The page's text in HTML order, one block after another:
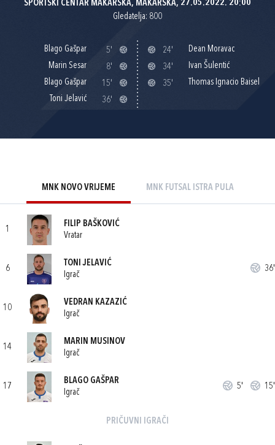
SPORTSKI CENTAR MAKARSKA, MAKARSKA, 27.05.2022. 20:00
Gledatelja: 800
Blago Gašpar
5'
Marin Sesar
8'
Blago Gašpar
15'
Toni Jelavić
36'
24'
Dean Moravac
34'
Ivan Šulentić
35'
Thomas Ignacio Baisel
MNK NOVO VRIJEME MNK FUTSAL ISTRA PULA
1
FILIP BAŠKOVIĆ
Vratar
6
TONI JELAVIĆ
Igrač
36'
10
VEDRAN KAZAZIĆ
Igrač
14
MARIN MUSINOV
Igrač
17
BLAGO GAŠPAR
Igrač
5' 15'
PRIČUVNI IGRAČI